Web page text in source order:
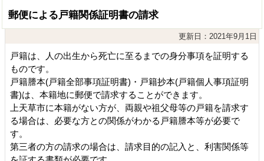
郵便による戸籍関係証明書の請求
更新日：2021年9月1日
戸籍は、人の出生から死亡に至るまでの身分事項を証明する
ものです。
戸籍謄本(戸籍全部事項証明書)・戸籍抄本(戸籍個人事項証明
書)は、本籍地に郵便で請求することができます。
上天草市に本籍がない方が、両親や祖父母等の戸籍を請求す
る場合は、必要な方との関係がわかる戸籍謄本等が必要で
す。
第三者の方の請求の場合は、請求目的の記入と、利害関係等